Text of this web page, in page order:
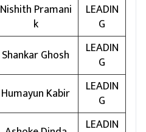
Nishith Pramani
k
LEADIN
G
Shankar Ghosh
LEADIN
G
Humayun Kabir
LEADIN
G
LEADIN